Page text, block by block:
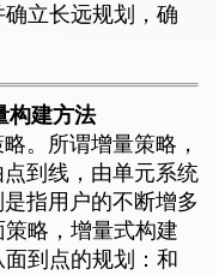
立长远规划，确
构建方法
。所谓增量策略，
到线，由单元系统
指用户的不断增多
略，增量式构建
到点的规划：和